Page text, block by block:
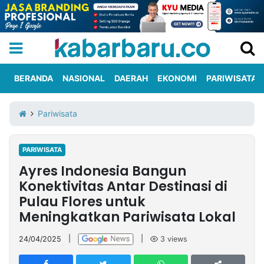
Iklan
Berita
Kami
Nasional
International
Olahraga
Entertainment
Daerah
Pariwisata
Kuliner
Kolom
Network
PT
TREETAN
BERANDA NASIONAL DAERAH EKONOMI PARIWISATA
Pariwisata
PARIWISATA
Ayres Indonesia Bangun
Konektivitas Antar Destinasi di
Pulau Flores untuk
Meningkatkan Pariwisata Lokal
24/04/2025 3 views